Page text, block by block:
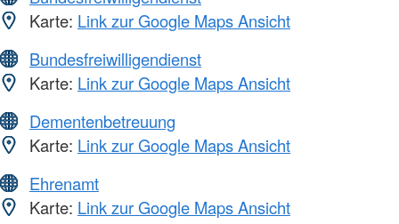
Karte: Link zur Google Maps Ansicht
Bundesfreiwilligendienst
Karte: Link zur Google Maps Ansicht
Dementenbetreuung
Karte: Link zur Google Maps Ansicht
Ehrenamt
Karte: Link zur Google Maps Ansicht